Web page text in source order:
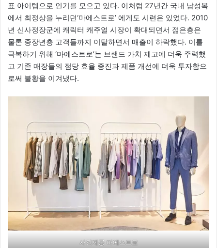
표 아이템으로 인기를 모으고 있다. 이처럼 27년간 국내 남성복
에서 최정상을 누리던‘마에스트로’ 에게도 시련은 있었다. 2010
년 신사정장군에 캐릭터 캐주얼 시장이 확대되면서 젊은층은
물론 중장년층 고객들까지 이탈하면서 매출이 하락했다. 이를
극복하기 위해 ‘마에스트로’는 브랜드 가치 제고에 더욱 주력했
고 기존 매장들의 점당 효율 증진과 제품 개선에 더욱 투자함으
로써 불황을 이겨냈다.
사진제공 마에스트로